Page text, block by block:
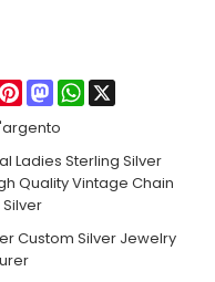
PinterestMastodonWhatsApp
Ladies Sterling Silver
Quality Vintage Chain
Custom Silver Jewelry